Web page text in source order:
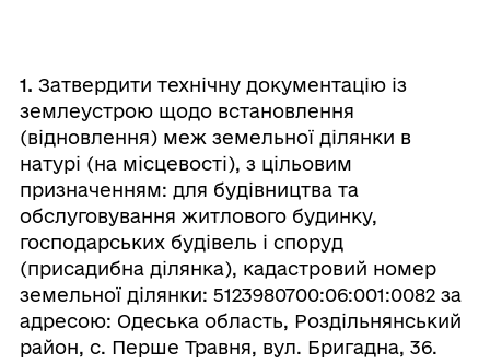
1. Затвердити технічну документацію із
землеустрою щодо встановлення
(відновлення) меж земельної ділянки в
натурі (на місцевості), з цільовим
призначенням: для будівництва та
обслуговування житлового будинку,
господарських будівель і споруд
(присадибна ділянка), кадастровий номер
земельної ділянки: 5123980700:06:001:0082 за
адресою: Одеська область, Роздільнянський
район, с. Перше Травня, вул. Бригадна, 36.